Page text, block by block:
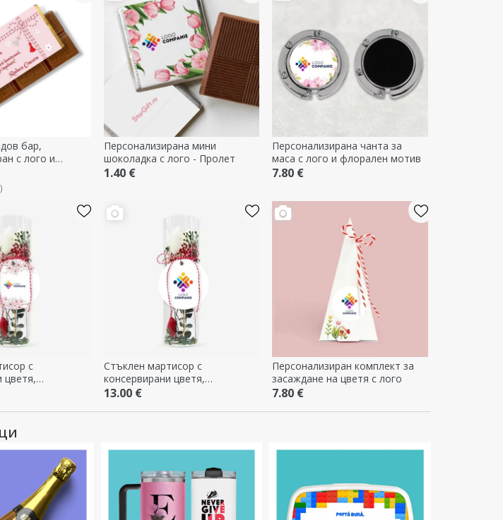
бар,
с лого и
Персонализирана мини
шоколадка с лого - Пролет
1.40 €
Персонализирана чанта за
маса с лого и флорален мотив
7.80 €
с
цветя,
с лого - Цветя
Стъклен мартисор с
консервирани цветя,
персонализиран с лого
13.00 €
Персонализиран комплект за
засаждане на цветя с лого
7.80 €